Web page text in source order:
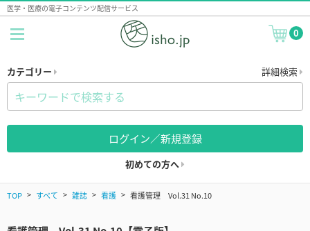
医学・医療の電子コンテンツ配信サービス
0
カテゴリー 詳細検索
ログイン／新規登録
初めての方へ
TOP すべて 雑誌 看護 看護管理 Vol.31 No.10